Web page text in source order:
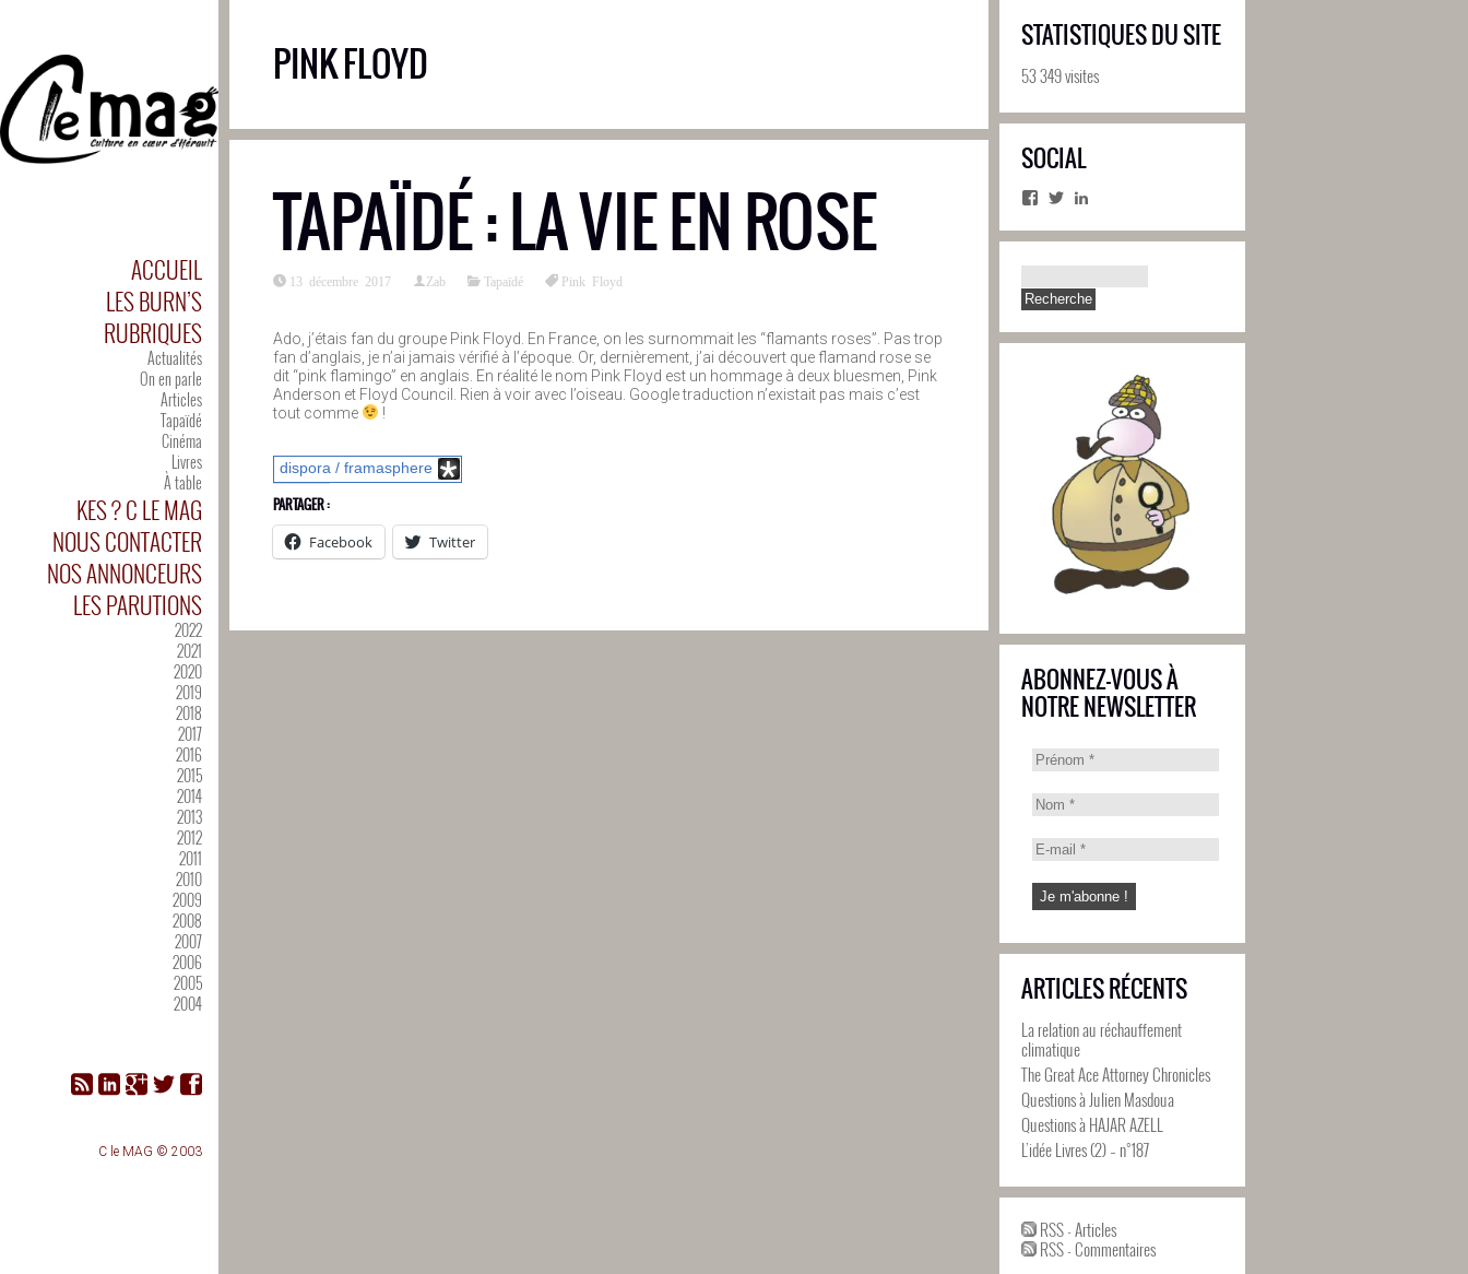
ACCUEIL
LES BURN’S
RUBRIQUES
Actualités
On en parle
Articles
Tapaïdé
Cinéma
Livres
À table
KES ? C LE MAG
NOUS CONTACTER
NOS ANNONCEURS
LES PARUTIONS
2022
2021
2020
2019
2018
2017
2016
2015
2014
2013
2012
2011
2010
2009
2008
2007
2006
2005
2004
C le MAG © 2003
PINK FLOYD
TAPAÏDÉ : LA VIE EN ROSE
13 décembre 2017 Zab Tapaïdé Pink Floyd
Ado, j’étais fan du groupe Pink Floyd. En France, on les surnommait les “flamants roses”. Pas trop
fan d’anglais, je n’ai jamais vérifié à l’époque. Or, dernièrement, j’ai découvert que flamand rose se
dit “pink flamingo” en anglais. En réalité le nom Pink Floyd est un hommage à deux bluesmen, Pink
Anderson et Floyd Council. Rien à voir avec l’oiseau. Google traduction n’existait pas mais c’est
tout comme
!
dispora / framasphere
PARTAGER :
Facebook
Twitter
STATISTIQUES DU SITE
53 349 visites
SOCIAL
Facebook
Twitter
ABONNEZ-VOUS À
NOTRE NEWSLETTER
ARTICLES RÉCENTS
La relation au réchauffement
climatique
The Great Ace Attorney Chronicles
Questions à Julien Masdoua
Questions à HAJAR AZELL
L’idée Livres (2) – n°187
RSS - Articles
RSS - Commentaires